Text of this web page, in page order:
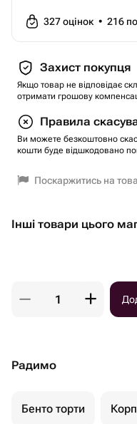
327оцінок • 216
Захист покупця
Якщо товар не відповідає
отримати грошову
Правила
Ви можете безкоштовно
кошти буде відшкодовано
Поскаржитись на
Інші товари цього
Радимо
Бенто торти